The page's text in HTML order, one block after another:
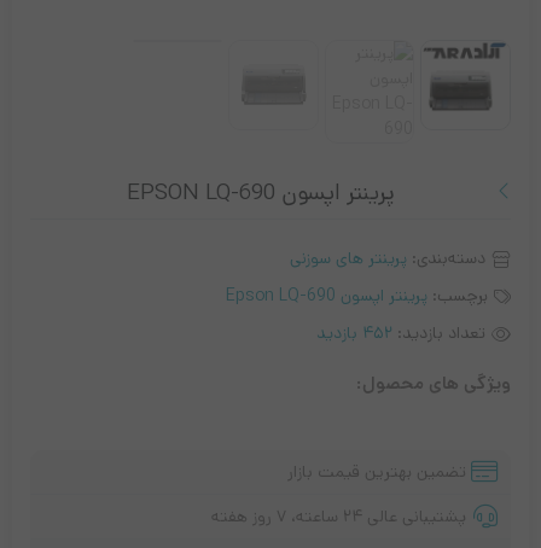
پرینتر اپسون EPSON LQ-690
دسته‌بندی: پرینتر های سوزنی
برچسب: پرینتر اپسون Epson LQ-690
تعداد بازدید: 452 بازدید
ویژگی های محصول:
تضمین بهترین قیمت بازار
پشتیبانی عالی ۲۴ ساعته، ۷ روز هفته